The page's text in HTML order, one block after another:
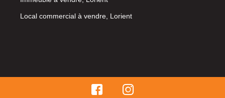
Local commercial à vendre, Lorient